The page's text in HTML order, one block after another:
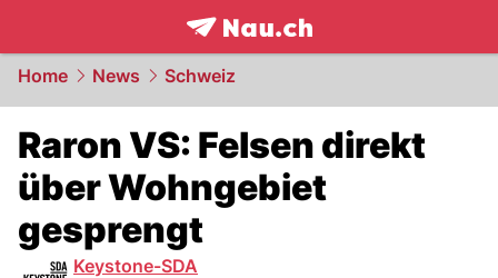
frontpage.NAU.ch
Home News Schweiz
Raron VS: Felsen direkt
über Wohngebiet
gesprengt
Keystone-SDA